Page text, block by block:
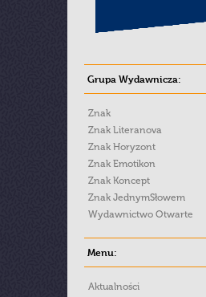
Grupa Wydawnicza:
Znak
Znak Literanova
Znak Horyzont
Znak Emotikon
Znak Koncept
Znak JednymSłowem
Wydawnictwo Otwarte
Menu:
Aktualności